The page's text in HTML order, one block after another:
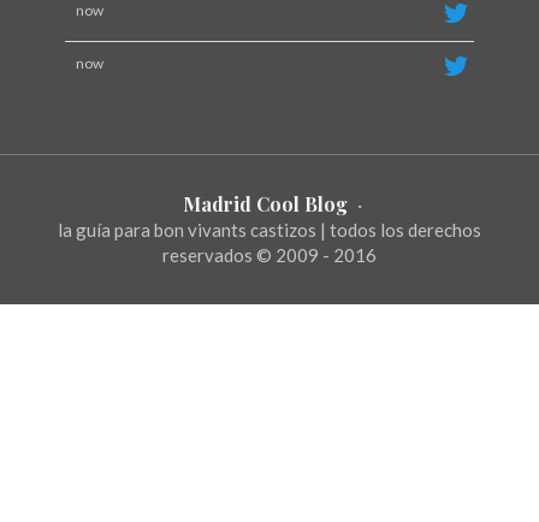
now
now
Madrid Cool Blog ·
la guía para bon vivants castizos | todos los derechos
reservados © 2009 - 2016